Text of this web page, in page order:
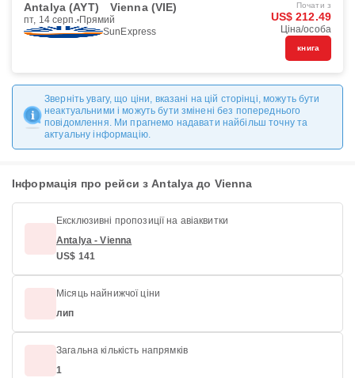
Antalya (AYT) Vienna (VIE)
пт, 14 серп. Прямий
SunExpress
Почати з
US$ 212.49
Ціна/особа
книга
Зверніть увагу, що ціни, вказані на цій сторінці, можуть бути
неактуальними і можуть бути змінені без попереднього
повідомлення. Ми прагнемо надавати найбільш точну та
актуальну інформацію.
Інформація про рейси з Antalya до Vienna
Ексклюзивні пропозиції на авіаквитки
Antalya - Vienna
US$ 141
Місяць найнижчої ціни
лип
Загальна кількість напрямків
1